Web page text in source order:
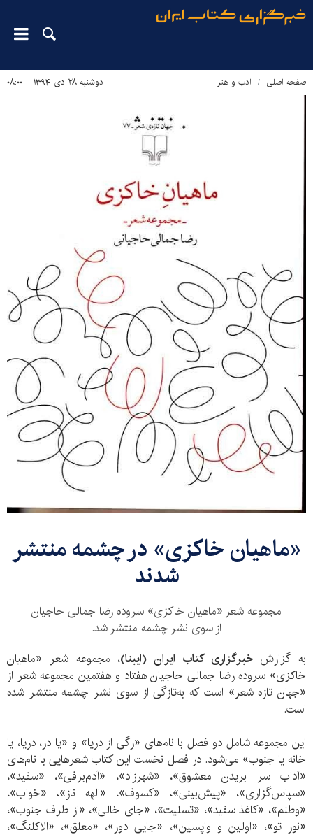
صفحه اصلی ادب و هنر دوشنبه ۲۸ دی ۱۳۹۴ - ۰۸:۰۰
«ماهیان خاکزی» در چشمه منتشر
شدند
مجموعه شعر «ماهیان خاکزی» سروده رضا جمالی حاجیان
از سوی نشر چشمه منتشر شد.
به گزارشخبرگزاری کتاب ایران (ایبنا)، مجموعه شعر «ماهیان
خاکزی» سروده رضا جمالی حاجیان هفتاد و هفتمین مجموعه شعر از
«جهان تازه شعر» است که به‌تازگی از سوی نشر چشمه منتشر شده
است.
این مجموعه شامل دو فصل با نام‌های «رگی از دریا» و «یا در، دریا، یا
خانه یا جنوب» می‌شود. در فصل نخست این کتاب شعرهایی با نام‌های
«آداب سر بریدن معشوق»، «شهرزاد»، «آدم‌برفی»، «سفید»،
«سپاس‌گزاری»، «پیش‌بینی»، «کسوف»، «الهه ناز»، «خواب»،
«وطنم»، «کاغذ سفید»، «تسلیت»، «جای خالی»، «از طرف جنوب»،
«نور تو»، «اولین و واپسین»، «جایی دور»، «معلق»، «الاکلنگ»،